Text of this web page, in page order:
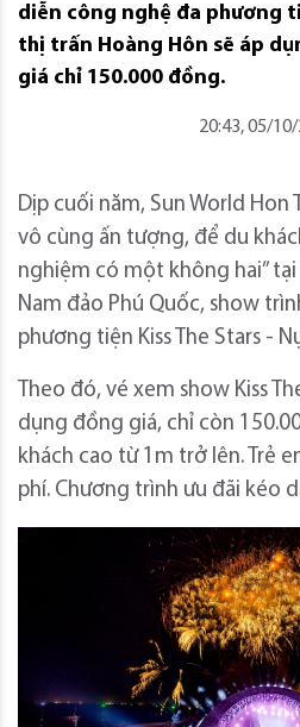
diễn công nghệ đa phương
thị trấn Hoàng Hôn sẽ áp
giá chỉ 150.000 đồng.
20:43, 05/
Dịp cuối năm, Sun World
vô cùng ấn tượng, để du
nghiệm có một không hai”
Nam đảo Phú Quốc, show
phương tiện Kiss The Stars -
Theo đó, vé xem show Kiss
dụng đồng giá, chỉ còn
khách cao từ 1m trở lên. Trẻ
phí. Chương trình ưu đãi kéo